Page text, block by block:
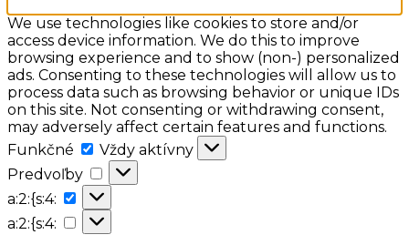
We use technologies like cookies to store and/or
access device information. We do this to improve
browsing experience and to show (non-) personalized
ads. Consenting to these technologies will allow us to
process data such as browsing behavior or unique IDs
on this site. Not consenting or withdrawing consent,
may adversely affect certain features and functions.
Funkčné
Funkčné
Vždy aktívny
Predvoľby
Predvoľby
a:2:{s:4:
a:2:
{s:4:
a:2:{s:4:
a:2:
{s:4: